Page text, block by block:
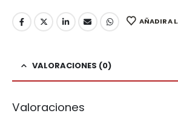
AÑADIR A
VALORACIONES (0)
Valoraciones